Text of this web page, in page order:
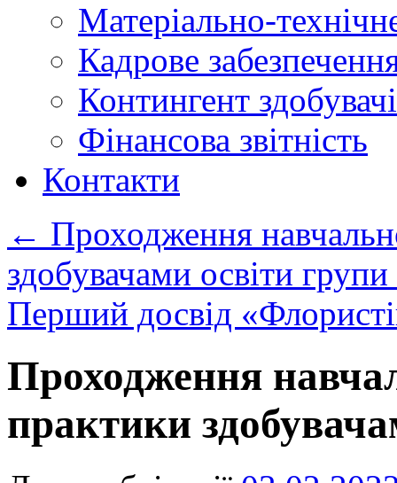
Матеріально-
Кадрове
Контингент
Фінансова звітність
Контакти
← Проходження
здобувачами освіти
Перший досвід
Проходження
практики